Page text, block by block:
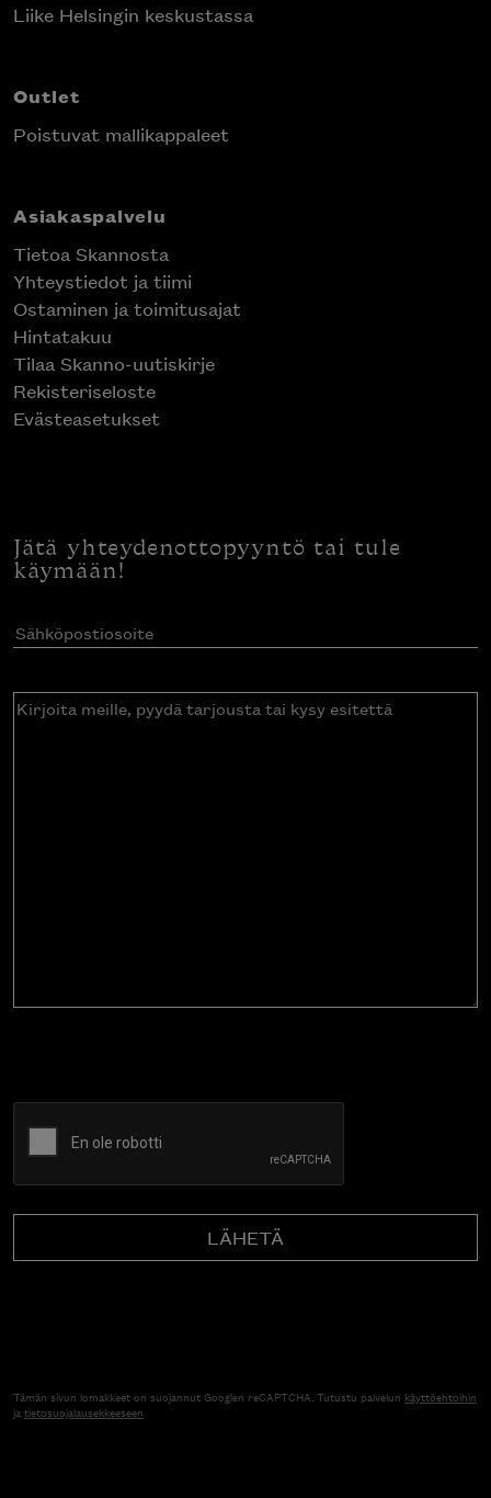
Liike Helsingin keskustassa
Outlet
Poistuvat mallikappaleet
Asiakaspalvelu
Tietoa Skannosta
Yhteystiedot ja tiimi
Ostaminen ja toimitusajat
Hintatakuu
Tilaa Skanno-uutiskirje
Rekisteriseloste
Evästeasetukset
Jätä yhteydenottopyyntö tai tule
käymään!
Sähköpostiosoite(Pakollinen)
Kirjoita
Tämän sivun lomakkeet on suojannut Googlen reCAPTCHA. Tutustu palvelun käyttöehtoihin
jatietosuojalausekkeeseen